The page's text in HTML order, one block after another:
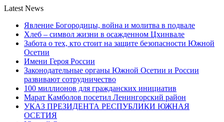
Latest News
Явление Богородицы, война и молитва в подвале
Хлеб – символ жизни в осажденном Цхинвале
Забота о тех, кто стоит на защите безопасности Южной
Осетии
Имени Героя России
Законодательные органы Южной Осетии и России
развивают сотрудничество
100 миллионов для гражданских инициатив
Марат Камболов посетил Ленингорский район
УКАЗ ПРЕЗИДЕНТА РЕСПУБЛИКИ ЮЖНАЯ
ОСЕТИЯ